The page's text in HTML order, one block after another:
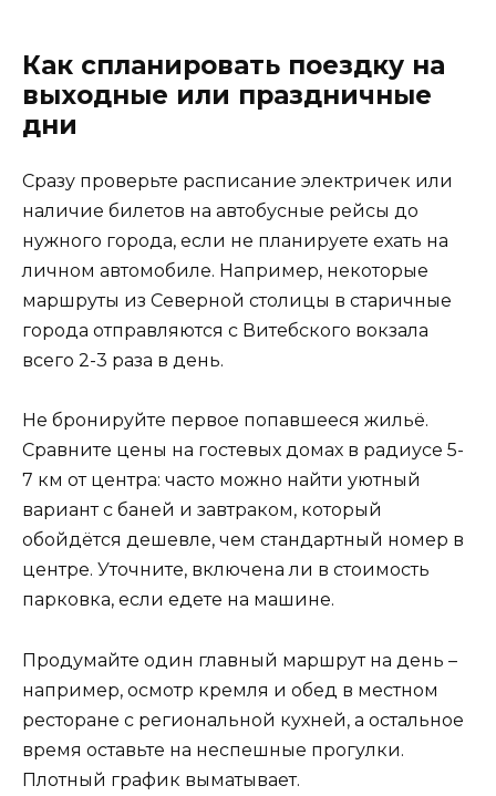
Как спланировать поездку на
выходные или праздничные
дни
Сразу проверьте расписание электричек или
наличие билетов на автобусные рейсы до
нужного города, если не планируете ехать на
личном автомобиле. Например, некоторые
маршруты из Северной столицы в старичные
города отправляются с Витебского вокзала
всего 2-3 раза в день.
Не бронируйте первое попавшееся жильё.
Сравните цены на гостевых домах в радиусе 5-
7 км от центра: часто можно найти уютный
вариант с баней и завтраком, который
обойдётся дешевле, чем стандартный номер в
центре. Уточните, включена ли в стоимость
парковка, если едете на машине.
Продумайте один главный маршрут на день –
например, осмотр кремля и обед в местном
ресторане с региональной кухней, а остальное
время оставьте на неспешные прогулки.
Плотный график выматывает.